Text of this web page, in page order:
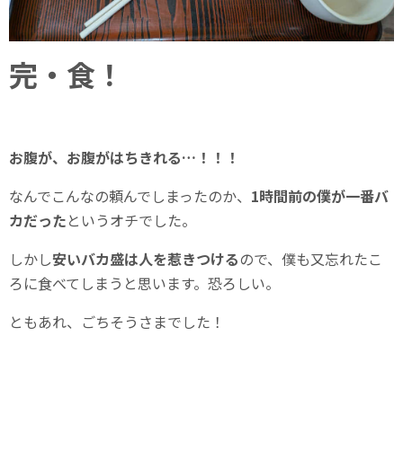
完・食！
お腹が、お腹がはちきれる…！！！
なんでこんなの頼んでしまったのか、 1時間前の僕が一番バ
カだったというオチでした。
しかし安いバカ盛は人を惹きつけるので、僕も又忘れたこ
ろに食べてしまうと思います。恐ろしい。
ともあれ、ごちそうさまでした！